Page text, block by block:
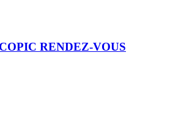
RENDEZ-VOUS